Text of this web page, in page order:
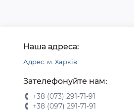
Наша адреса:
Адрес: м. Харків
Зателефонуйте нам:
+38 (073) 291-71-91
+38 (097) 291-71-91